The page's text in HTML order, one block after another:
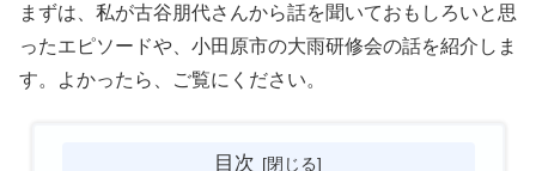
まずは、私が古谷朋代さんから話を聞いておもしろいと思
ったエピソードや、小田原市の大雨研修会の話を紹介しま
す。よかったら、ご覧にください。
目次